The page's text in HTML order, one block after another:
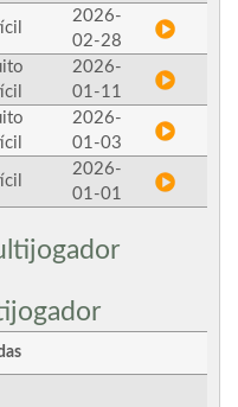
2026-
02-28
2026-
01-11
2026-
01-03
2026-
01-01